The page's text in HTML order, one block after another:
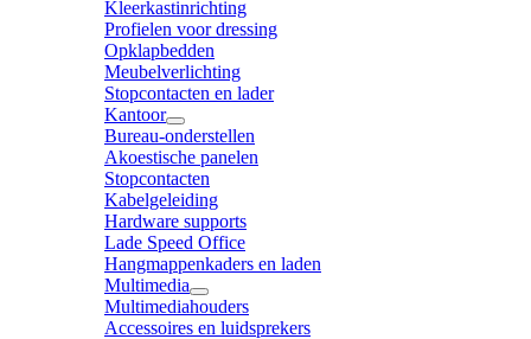
Kleerkastinrichting
Profielen voor dressing
Opklapbedden
Meubelverlichting
Stopcontacten en lader
Kantoor
Bureau-onderstellen
Akoestische panelen
Stopcontacten
Kabelgeleiding
Hardware supports
Lade Speed Office
Hangmappenkaders en laden
Multimedia
Multimediahouders
Accessoires en luidsprekers